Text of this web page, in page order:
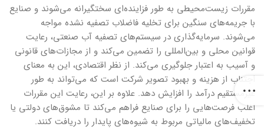
مقررات زیست‌محیطی به طور فزاینده‌ای سختگیرانه می‌شوند و صنایع
با جریمه‌های سنگین برای تخلیه فاضلاب تصفیه نشده مواجه
می‌شوند. سرمایه‌گذاری در سیستم‌های تصفیه آب صنعتی، رعایت
قوانین محلی و بین‌المللی را تضمین می‌کند و از مجازات‌های قانونی
و آسیب به اعتبار جلوگیری می‌کند. از نظر اقتصادی، این به معنای
اجتناب از هزینه و بهبود تصویر شرکت است که می‌تواند به طور
غیرمستقیم درآمد را افزایش دهد. علاوه بر این، رعایت این مقررات
اغلب فرصت‌هایی را برای صنایع فراهم می‌کند تا مشوق‌های دولتی یا
تخفیف‌های مالیاتی مربوط به شیوه‌های پایدار را دریافت کنند.